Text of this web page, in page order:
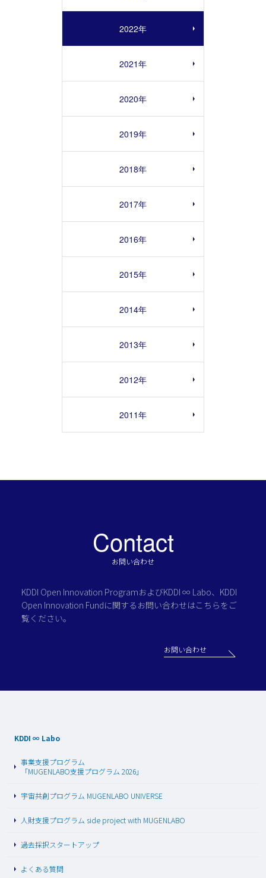
2022年
2021年
2020年
2019年
2018年
2017年
2016年
2015年
2014年
2013年
2012年
2011年
Contact
お問い合わせ
KDDI Open Innovation ProgramおよびKDDI ∞ Labo、KDDI
Open Innovation Fundに関する お問い合わせはこちらをご
覧ください。
お問い合わせ
KDDI ∞ Labo
事業支援プログラム
「MUGENLABO支援プログラム 2026」
宇宙共創プログラム MUGENLABO UNIVERSE
人財支援プログラム side project with MUGENLABO
過去採択スタートアップ
よくある質問